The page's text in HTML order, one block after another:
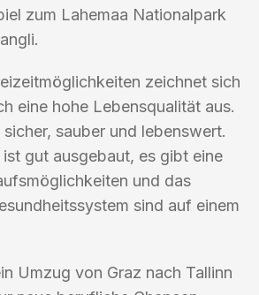
zum Lahemaa Nationalpark
zeichnet sich
eine hohe Lebensqualität aus.
sauber und lebenswert.
gut ausgebaut, es gibt eine
und das
sind auf einem
Umzug von Graz nach Tallinn